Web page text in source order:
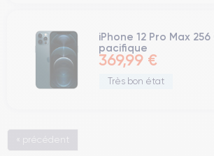
iPhone 12 Pro Max
pacifique
369,99 €
Très bon état
« précédent